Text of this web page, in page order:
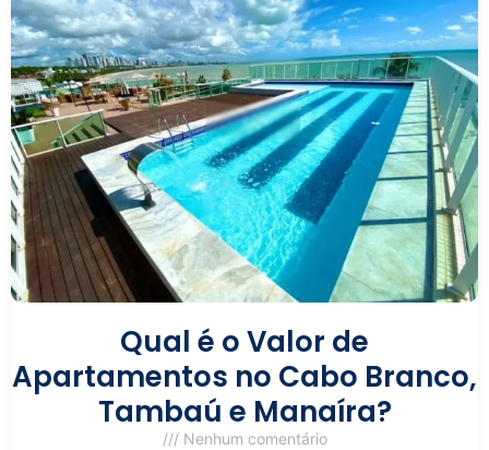
Qual é o Valor de
Apartamentos no Cabo Branco,
Tambaú e Manaíra?
Nenhum comentário